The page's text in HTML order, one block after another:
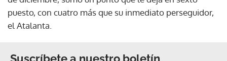
puesto, con cuatro más que su inmediato perseguidor,
el Atalanta.
Suscríbete a nuestro boletín